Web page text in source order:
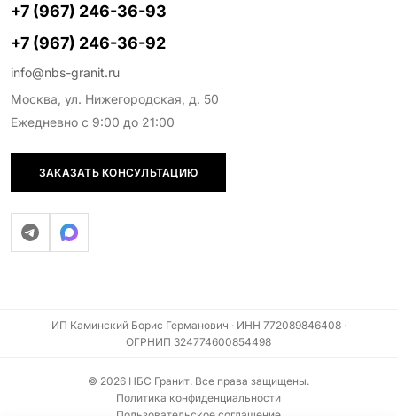
+7 (967) 246-36-93
+7 (967) 246-36-92
info@nbs-granit.ru
Москва, ул. Нижегородская, д. 50
Ежедневно с 9:00 до 21:00
ЗАКАЗАТЬ КОНСУЛЬТАЦИЮ
ИП Каминский Борис Германович · ИНН 772089846408 ·
ОГРНИП 324774600854498
© 2026 НБС Гранит. Все права защищены.
Политика конфиденциальности